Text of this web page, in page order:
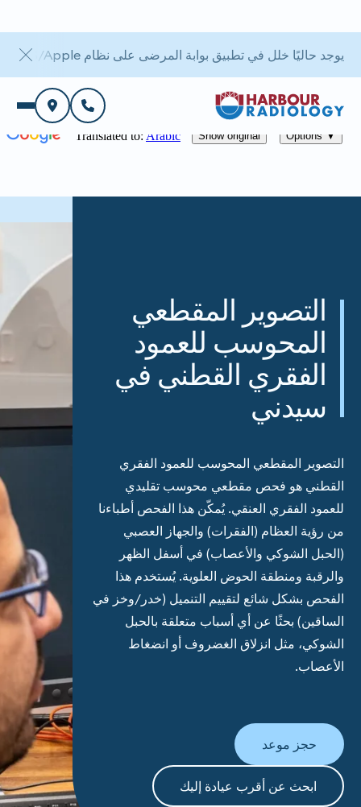
التصوير المقطعي
المحوسب للعمود
الفقري القطني في
سيدني
التصوير المقطعي المحوسب للعمود الفقري
القطني هو فحص مقطعي محوسب تقليدي
للعمود الفقري العنقي. يُمكّن هذا الفحص أطباءنا
من رؤية العظام (الفقرات) والجهاز العصبي
(الحبل الشوكي والأعصاب) في أسفل الظهر
والرقبة ومنطقة الحوض العلوية. يُستخدم هذا
الفحص بشكل شائع لتقييم التنميل (خدر/وخز في
الساقين) بحثًا عن أي أسباب متعلقة بالحبل
الشوكي، مثل انزلاق الغضروف أو انضغاط
الأعصاب.
حجز موعد
ابحث عن أقرب عيادة إليك
يوجد حاليًا خلل في تطبيق بوابة المرضى على نظام iOS/Apple. أما بوابة الويب فهي متاحة.